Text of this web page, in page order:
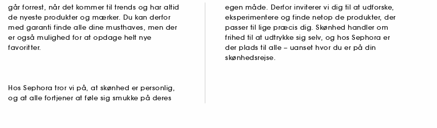
går forrest, når det kommer til trends og har altid
de nyeste produkter og mærker. Du kan derfor
med garanti finde alle dine musthaves, men der
er også mulighed for at opdage helt nye
favoritter.
Hos Sephora tror vi på, at skønhed er personlig,
og at alle fortjener at føle sig smukke på deres
egen måde. Derfor inviterer vi dig til at udforske,
eksperimentere og finde netop de produkter, der
passer til lige præcis dig. Skønhed handler om
frihed til at udtrykke sig selv, og hos Sephora er
der plads til alle – uanset hvor du er på din
skønhedsrejse.